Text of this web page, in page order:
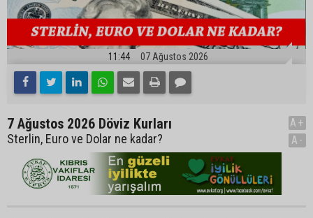
11:44 07 Ağustos 2026
7 Ağustos 2026 Döviz Kurları
Sterlin, Euro ve Dolar ne kadar?
A+
A-